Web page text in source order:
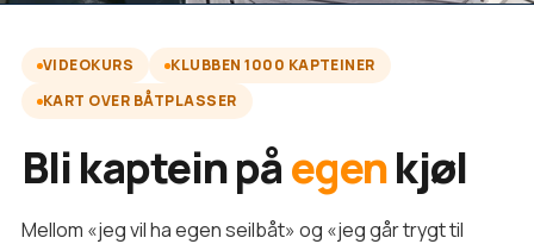
VIDEOKURS
KLUBBEN 1000 KAPTEINER
KART OVER BÅTPLASSER
Bli kaptein påegenkjøl
Mellom «jeg vil ha egen seilbåt» og «jeg går trygt til